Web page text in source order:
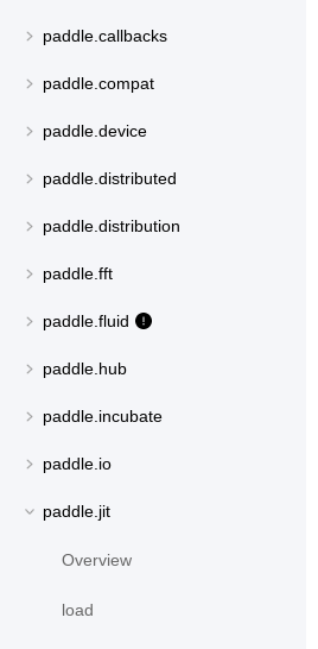
paddle.callbacks
paddle.compat
paddle.device
paddle.distributed
paddle.distribution
paddle.fft
paddle.fluid
paddle.hub
paddle.incubate
paddle.io
paddle.jit
Overview
load